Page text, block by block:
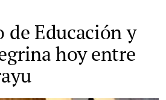
de Educación y
hoy entre